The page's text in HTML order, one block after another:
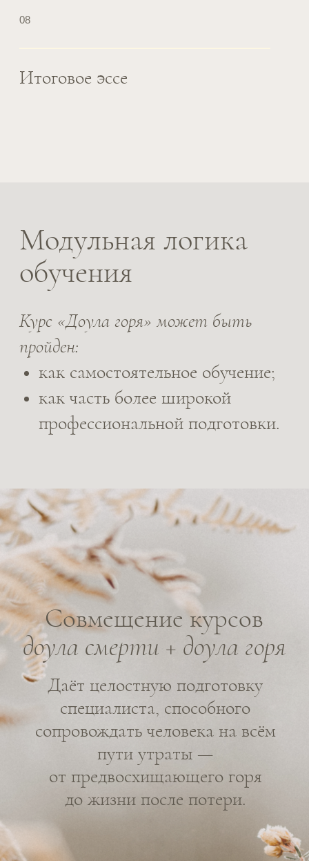
фасилитатор
Настя Левикова
Врач-онкогематолог, магистр психологии,
онкопсихолог, АСТ и CFT терапевт, доула смерти,
смерть-просветительница.
УЗНАТЬ БОЛЬШЕ